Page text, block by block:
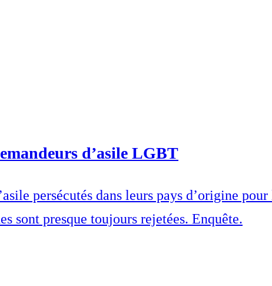
d’asile LGBT
persécutés dans leurs pays d’origine
sont presque toujours rejetées. Enquête.